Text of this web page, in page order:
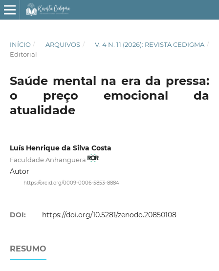
INÍCIO / ARQUIVOS / V. 4 N. 11 (2026): REVISTA CEDIGMA /
Editorial
Saúde mental na era da pressa:
o preço emocional da
atualidade
Luís Henrique da Silva Costa
Faculdade Anhanguera
Autor
https://orcid.org/0009-0006-5853-8884
DOI: https://doi.org/10.5281/zenodo.20850108
RESUMO